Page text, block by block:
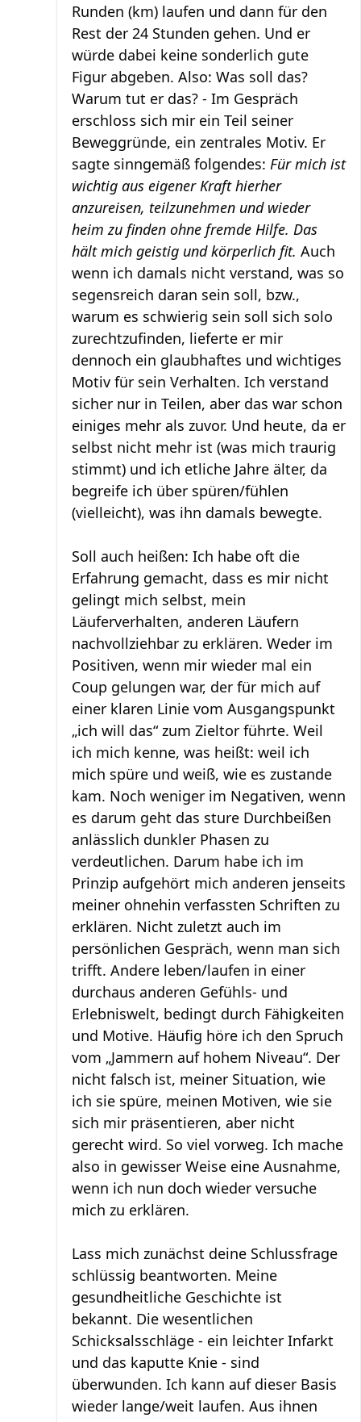
Runden (km) laufen und dann für den
Rest der 24 Stunden gehen. Und er
würde dabei keine sonderlich gute
Figur abgeben. Also: Was soll das?
Warum tut er das? - Im Gespräch
erschloss sich mir ein Teil seiner
Beweggründe, ein zentrales Motiv. Er
sagte sinngemäß folgendes: Für mich ist
wichtig aus eigener Kraft hierher
anzureisen, teilzunehmen und wieder
heim zu finden ohne fremde Hilfe. Das
hält mich geistig und körperlich fit. Auch
wenn ich damals nicht verstand, was so
segensreich daran sein soll, bzw.,
warum es schwierig sein soll sich solo
zurechtzufinden, lieferte er mir
dennoch ein glaubhaftes und wichtiges
Motiv für sein Verhalten. Ich verstand
sicher nur in Teilen, aber das war schon
einiges mehr als zuvor. Und heute, da er
selbst nicht mehr ist (was mich traurig
stimmt) und ich etliche Jahre älter, da
begreife ich über spüren/fühlen
(vielleicht), was ihn damals bewegte.
Soll auch heißen: Ich habe oft die
Erfahrung gemacht, dass es mir nicht
gelingt mich selbst, mein
Läuferverhalten, anderen Läufern
nachvollziehbar zu erklären. Weder im
Positiven, wenn mir wieder mal ein
Coup gelungen war, der für mich auf
einer klaren Linie vom Ausgangspunkt
„ich will das“ zum Zieltor führte. Weil
ich mich kenne, was heißt: weil ich
mich spüre und weiß, wie es zustande
kam. Noch weniger im Negativen, wenn
es darum geht das sture Durchbeißen
anlässlich dunkler Phasen zu
verdeutlichen. Darum habe ich im
Prinzip aufgehört mich anderen jenseits
meiner ohnehin verfassten Schriften zu
erklären. Nicht zuletzt auch im
persönlichen Gespräch, wenn man sich
trifft. Andere leben/laufen in einer
durchaus anderen Gefühls- und
Erlebniswelt, bedingt durch Fähigkeiten
und Motive. Häufig höre ich den Spruch
vom „Jammern auf hohem Niveau“. Der
nicht falsch ist, meiner Situation, wie
ich sie spüre, meinen Motiven, wie sie
sich mir präsentieren, aber nicht
gerecht wird. So viel vorweg. Ich mache
also in gewisser Weise eine Ausnahme,
wenn ich nun doch wieder versuche
mich zu erklären.
Lass mich zunächst deine Schlussfrage
schlüssig beantworten. Meine
gesundheitliche Geschichte ist
bekannt. Die wesentlichen
Schicksalsschläge - ein leichter Infarkt
und das kaputte Knie - sind
überwunden. Ich kann auf dieser Basis
wieder lange/weit laufen. Aus ihnen